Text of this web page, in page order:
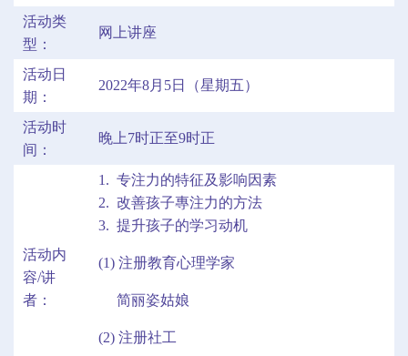
活动类
型：
网上讲座
活动日
期：
2022年8月5日（星期五）
活动时
间：
晚上7时正至9时正
活动内
容/讲
者：
1. 专注力的特征及影响因素
2. 改善孩子專注力的方法
3. 提升孩子的学习动机
(1) 注册教育心理学家
简丽姿姑娘
(2) 注册社工